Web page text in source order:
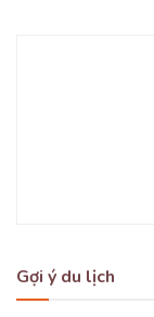
Gợi ý du lịch